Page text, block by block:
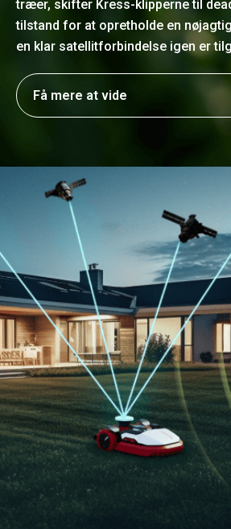
træer, skifter Kress-klipperne til
tilstand for at opretholde en
en klar satellitforbindelse igen er
Få mere at vide